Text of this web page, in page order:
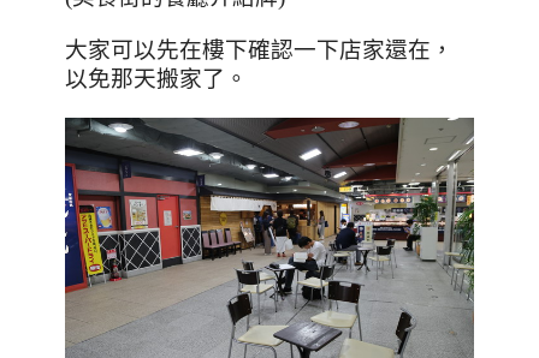
大家可以先在樓下確認一下店家還在，
以免那天搬家了。